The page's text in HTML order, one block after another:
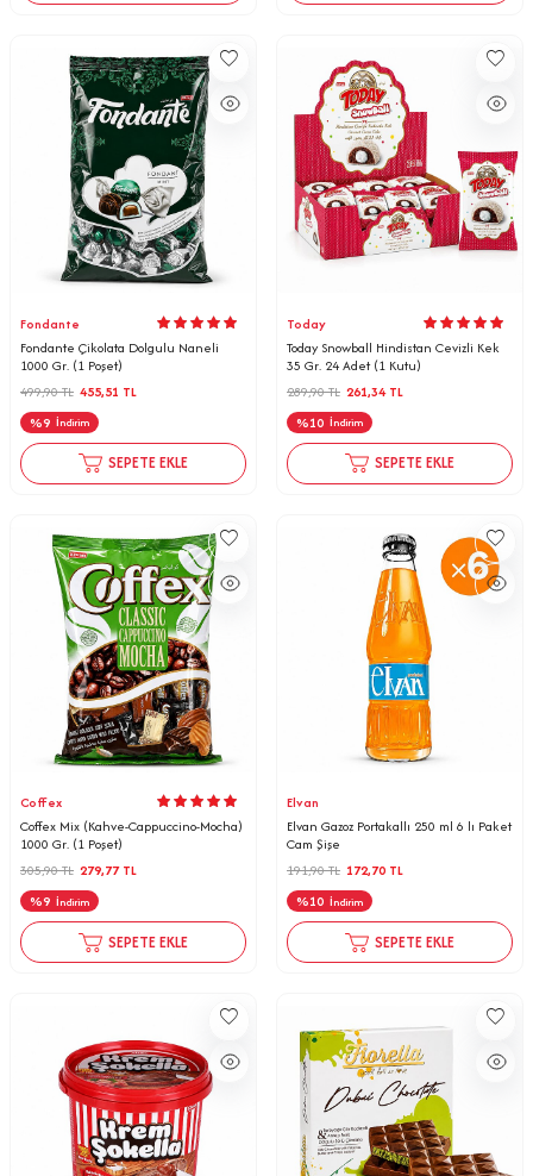
Fondante
Fondante Çikolata Dolgulu Naneli
1000 Gr. (1 Poşet)
499,90TL 455,51 TL
%9 İndirim
SEPETE EKLE
Today
Today Snowball Hindistan Cevizli Kek
35 Gr. 24 Adet (1 Kutu)
289,90TL 261,34TL
%10 İndirim
SEPETE EKLE
Coffex
Coffex Mix (Kahve-Cappuccino-Mocha)
1000 Gr. (1 Poşet)
305,90TL 279,77TL
%9 İndirim
SEPETE EKLE
Elvan
Elvan Gazoz Portakallı 250 ml 6 lı Paket
Cam Şişe
191,90TL 172,70 TL
%10 İndirim
SEPETE EKLE